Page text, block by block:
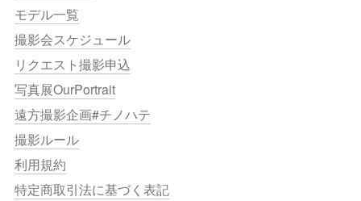
モデル一覧
撮影会スケジュール
リクエスト撮影申込
写真展OurPortrait
遠方撮影企画#チノハテ
撮影ルール
利用規約
特定商取引法に基づく表記